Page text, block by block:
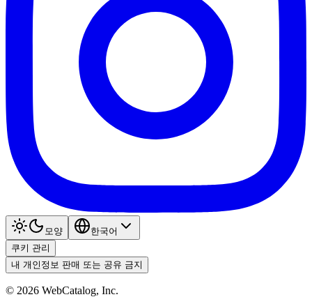
모양
한국어
쿠키 관리
내 개인정보 판매 또는 공유 금지
© 2026 WebCatalog, Inc.